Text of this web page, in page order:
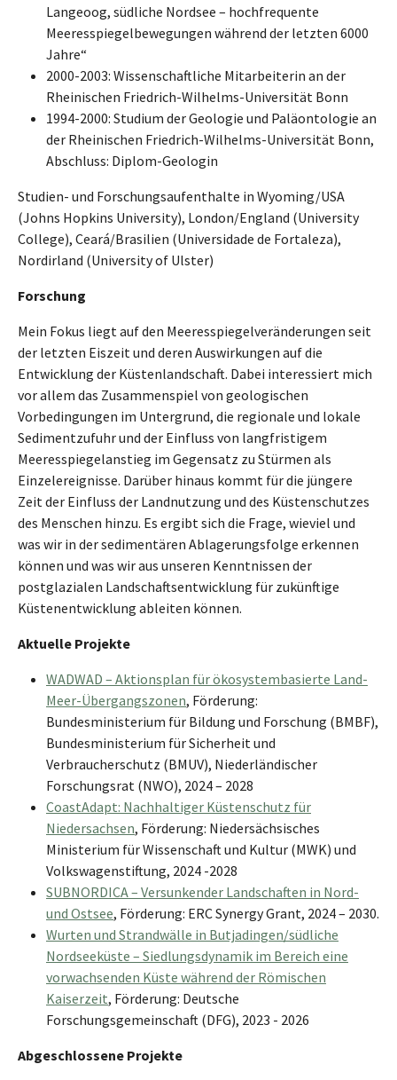
Langeoog, südliche Nordsee – hochfrequente
Meeresspiegelbewegungen während der letzten 6000
Jahre“
2000-2003: Wissenschaftliche Mitarbeiterin an der
Rheinischen Friedrich-Wilhelms-Universität Bonn
1994-2000: Studium der Geologie und Paläontologie an
der Rheinischen Friedrich-Wilhelms-Universität Bonn,
Abschluss: Diplom-Geologin
Studien- und Forschungsaufenthalte in Wyoming/USA
(Johns Hopkins University), London/England (University
College), Ceará/Brasilien (Universidade de Fortaleza),
Nordirland (University of Ulster)
Forschung
Mein Fokus liegt auf den Meeresspiegelveränderungen seit
der letzten Eiszeit und deren Auswirkungen auf die
Entwicklung der Küstenlandschaft. Dabei interessiert mich
vor allem das Zusammenspiel von geologischen
Vorbedingungen im Untergrund, die regionale und lokale
Sedimentzufuhr und der Einfluss von langfristigem
Meeresspiegelanstieg im Gegensatz zu Stürmen als
Einzelereignisse. Darüber hinaus kommt für die jüngere
Zeit der Einfluss der Landnutzung und des Küstenschutzes
des Menschen hinzu. Es ergibt sich die Frage, wieviel und
was wir in der sedimentären Ablagerungsfolge erkennen
können und was wir aus unseren Kenntnissen der
postglazialen Landschaftsentwicklung für zukünftige
Küstenentwicklung ableiten können.
Aktuelle Projekte
WADWAD – Aktionsplan für ökosystembasierte Land-
Meer-Übergangszonen, Förderung:
Bundesministerium für Bildung und Forschung (BMBF),
Bundesministerium für Sicherheit und
Verbraucherschutz (BMUV), Niederländischer
Forschungsrat (NWO), 2024 – 2028
CoastAdapt: Nachhaltiger Küstenschutz für
Niedersachsen, Förderung: Niedersächsisches
Ministerium für Wissenschaft und Kultur (MWK) und
Volkswagenstiftung, 2024 -2028
SUBNORDICA – Versunkender Landschaften in Nord-
und Ostsee, Förderung: ERC Synergy Grant, 2024 – 2030.
Wurten und Strandwälle in Butjadingen/südliche
Nordseeküste – Siedlungsdynamik im Bereich eine
vorwachsenden Küste während der Römischen
Kaiserzeit, Förderung: Deutsche
Forschungsgemeinschaft (DFG), 2023 - 2026
Abgeschlossene Projekte